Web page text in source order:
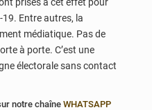
prises à cet effet pour
Entre autres, la
médiatique. Pas de
à porte. C’est une
électorale sans contact
notre chaîne WHATSAPP